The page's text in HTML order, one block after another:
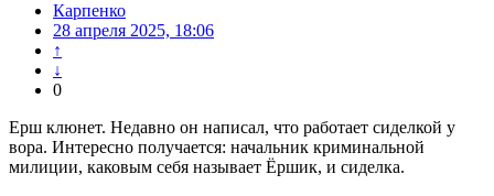
Карпенко
28 апреля 2025, 18:06
↑
↓
0
Ерш клюнет. Недавно он написал, что работает сиделкой у
вора. Интересно получается: начальник криминальной
милиции, каковым себя называет Ёршик, и сиделка.